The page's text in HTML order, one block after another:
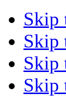
Skip
Skip
Skip
Skip